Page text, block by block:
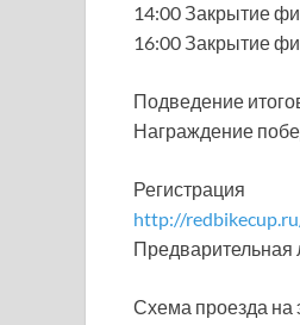
14:00 Закрытие
16:00 Закрытие
Подведение
Награждение
Регистрация
http://
Предварительная
Схема проезда на